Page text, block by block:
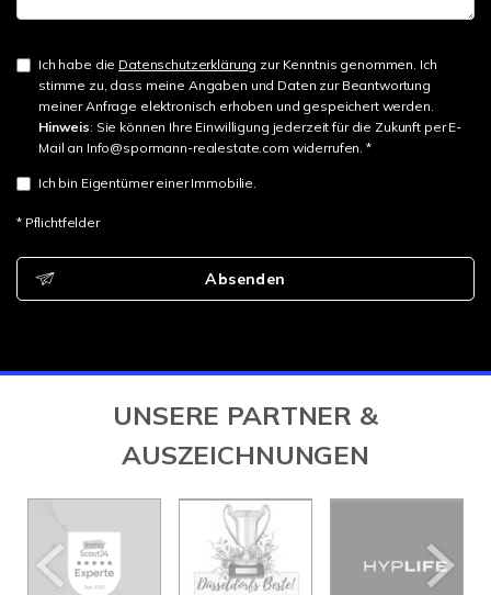
Ich habe die Datenschutzerklärung zur Kenntnis genommen. Ich
stimme zu, dass meine Angaben und Daten zur Beantwortung
meiner Anfrage elektronisch erhoben und gespeichert werden.
Hinweis: Sie können Ihre Einwilligung jederzeit für die Zukunft per E-
Mail an Info@spormann-realestate.com widerrufen. *
Ich bin Eigentümer einer Immobilie.
* Pflichtfelder
Absenden
UNSERE PARTNER &
AUSZEICHNUNGEN